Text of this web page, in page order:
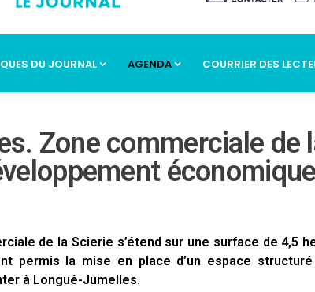
DU JOURNAL AGENDA COURRIER DES
Zone commerciale de
de la Scierie s’étend sur une surface de 4,5
permis la mise en place d’un espace
à Longué-Jumelles.